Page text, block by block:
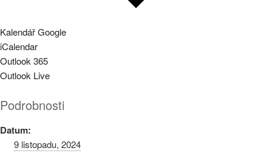
Kalendář Google
iCalendar
Outlook 365
Outlook Live
Podrobnosti
Datum:
9 listopadu, 2024